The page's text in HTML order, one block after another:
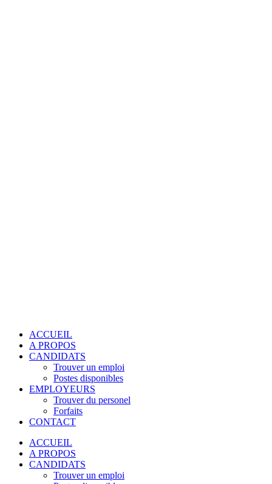
ACCUEIL
A PROPOS
CANDIDATS
Trouver un emploi
Postes disponibles
EMPLOYEURS
Trouver du personel
Forfaits
CONTACT
ACCUEIL
A PROPOS
CANDIDATS
Trouver un emploi